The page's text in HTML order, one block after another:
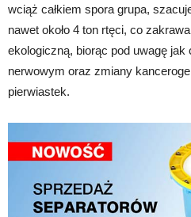
wciąż całkiem spora grupa,
nawet około 4 ton rtęci, co
ekologiczną, biorąc pod uwagę jak
nerwowym oraz zmiany
pierwiastek.